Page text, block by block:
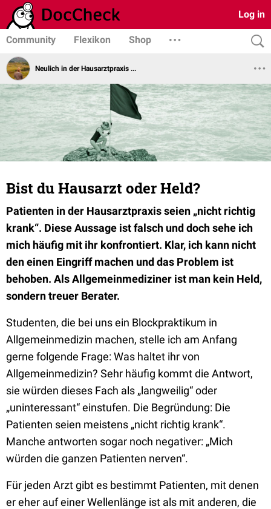
Log in
Community Flexikon Shop
Neulich in der Hausarztpraxis ...
Bist du Hausarzt oder Held?
Patienten in der Hausarztpraxis seien „nicht richtig
krank“. Diese Aussage ist falsch und doch sehe ich
mich häufig mit ihr konfrontiert. Klar, ich kann nicht
den einen Eingriff machen und das Problem ist
behoben. Als Allgemeinmediziner ist man kein Held,
sondern treuer Berater.
Studenten, die bei uns ein Blockpraktikum in
Allgemeinmedizin machen, stelle ich am Anfang
gerne folgende Frage: Was haltet ihr von
Allgemeinmedizin? Sehr häufig kommt die Antwort,
sie würden dieses Fach als „langweilig“ oder
„uninteressant“ einstufen. Die Begründung: Die
Patienten seien meistens „nicht richtig krank“.
Manche antworten sogar noch negativer: „Mich
würden die ganzen Patienten nerven“.
Für jeden Arzt gibt es bestimmt Patienten, mit denen
er eher auf einer Wellenlänge ist als mit anderen, die